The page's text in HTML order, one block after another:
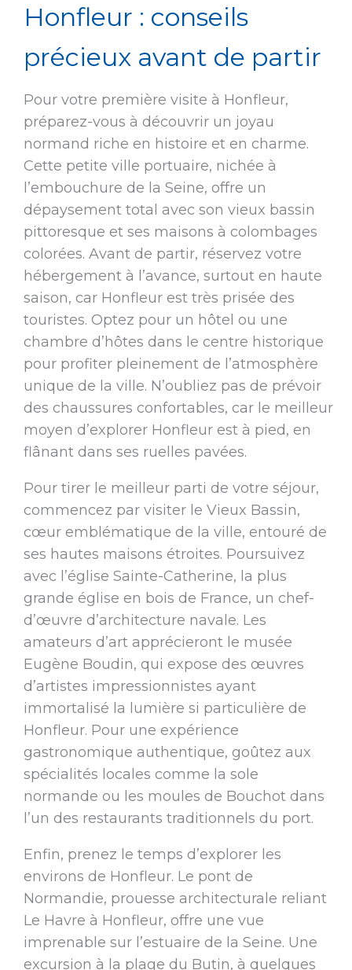
Honfleur : conseils
précieux avant de partir
Pour votre première visite à Honfleur,
préparez-vous à découvrir un joyau
normand riche en histoire et en charme.
Cette petite ville portuaire, nichée à
l’embouchure de la Seine, offre un
dépaysement total avec son vieux bassin
pittoresque et ses maisons à colombages
colorées. Avant de partir, réservez votre
hébergement à l’avance, surtout en haute
saison, car Honfleur est très prisée des
touristes. Optez pour un hôtel ou une
chambre d’hôtes dans le centre historique
pour profiter pleinement de l’atmosphère
unique de la ville. N’oubliez pas de prévoir
des chaussures confortables, car le meilleur
moyen d’explorer Honfleur est à pied, en
flânant dans ses ruelles pavées.
Pour tirer le meilleur parti de votre séjour,
commencez par visiter le Vieux Bassin,
cœur emblématique de la ville, entouré de
ses hautes maisons étroites. Poursuivez
avec l’église Sainte-Catherine, la plus
grande église en bois de France, un chef-
d’œuvre d’architecture navale. Les
amateurs d’art apprécieront le musée
Eugène Boudin, qui expose des œuvres
d’artistes impressionnistes ayant
immortalisé la lumière si particulière de
Honfleur. Pour une expérience
gastronomique authentique, goûtez aux
spécialités locales comme la sole
normande ou les moules de Bouchot dans
l’un des restaurants traditionnels du port.
Enfin, prenez le temps d’explorer les
environs de Honfleur. Le pont de
Normandie, prouesse architecturale reliant
Le Havre à Honfleur, offre une vue
imprenable sur l’estuaire de la Seine. Une
excursion à la plage du Butin, à quelques